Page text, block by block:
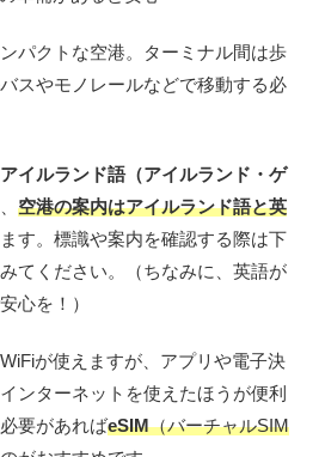
パクトな空港。ターミナル間は歩
スやモノレールなどで移動する必
アイルランド語（アイルランド・ゲ
空港の案内はアイルランド語と英
す。標識や案内を確認する際は下
てください。（ちなみに、英語が
心を！）
が使えますが、アプリや電子決
ンターネットを使えたほうが便利
要があればeSIM（バーチャルSIM